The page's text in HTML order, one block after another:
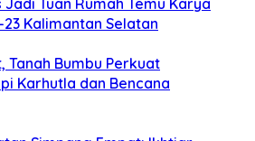
Jadi Tuan Rumah Temu Karya
23 Kalimantan Selatan
Tanah Bumbu Perkuat
Karhutla dan Bencana